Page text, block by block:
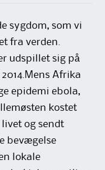
sygdom, som vi
fra verden.
udspillet sig på
Afrika
epidemi ebola,
kostet
og sendt
bevægelse
lokale